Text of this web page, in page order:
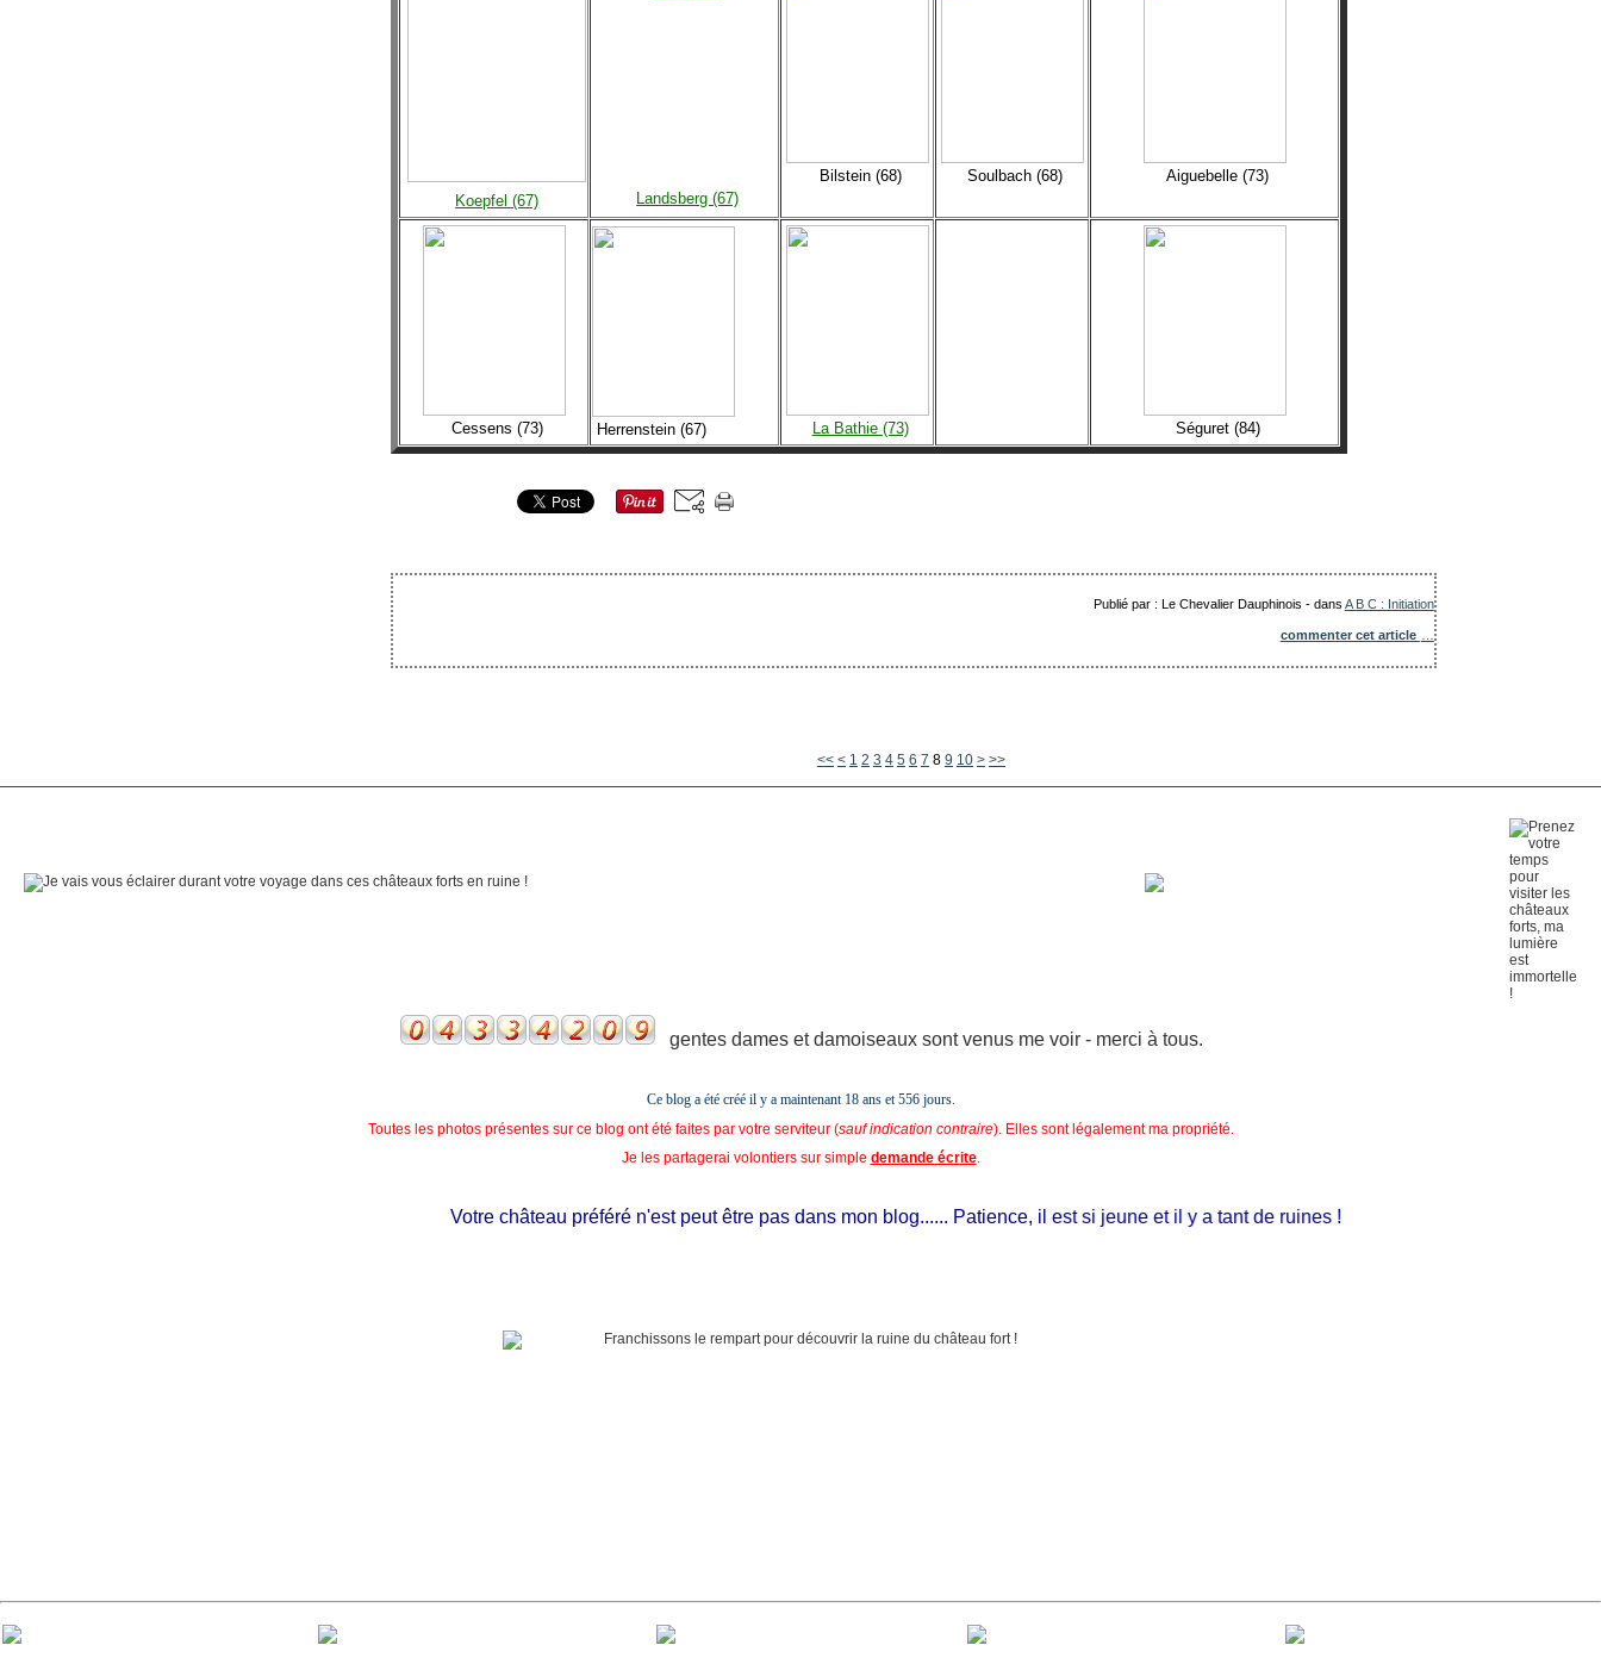
Koepfel (67) Landsberg (67)
Bilstein (68) Soulbach (68) Aiguebelle (73)
Cessens (73) Herrenstein (67) La Bathie (73) Séguret (84)
Publié par : Le Chevalier Dauphinois -dans A B C : Initiation
commenter cet article
<< < 1 2 3 4 5 6 7 8 9 10 > >>
gentes dames et damoiseaux sont venus me voir - merci à tous.
Ce blog a été créé il y a maintenant 18 ans et556 jours.
Toutes les photos présentes sur ce blog ont été faites par votre serviteur (sauf indication contraire). Elles sont légalement ma propriété.
Je les partagerai volontiers sur simple demande écrite.
Votre château préféré n'est peut être pas dans mon blog...... Patience, il est si jeune et il y a tant de ruines !